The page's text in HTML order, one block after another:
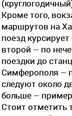
Кроме того,
маршрутов на
поезд
второй – по
поездки до
Симферополя –
следуют около
больше –
Стоит